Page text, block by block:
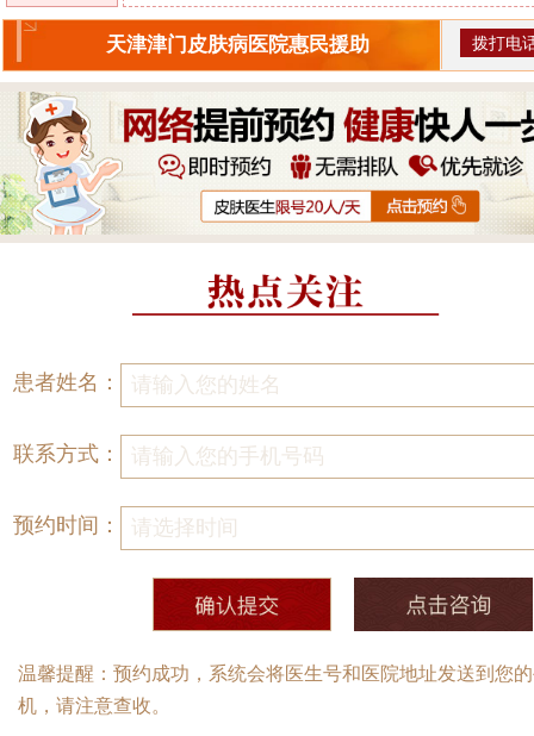
天津津门皮肤病医院惠民援助 拨打电
患者姓名：
联系方式：
预约时间：
温馨提醒：预约成功，系统会将医生号和医院地址发送到您
机，请注意查收。